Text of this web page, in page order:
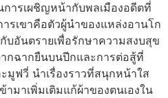
การเผชิญหน้ากับพลเมืองอดีตที่
รเขาคือตัวผู้นำของแหล่งอานโก
บอันตรายเพื่อรักษาความสงบสุข
กฉากยืนบนปีกและการต่อสู้ที่
มูฟวี่ นำเรื่องราวที่สนุกหน้าใส
มาเพิ่มเติมแก้ผ้าของตนเองใน